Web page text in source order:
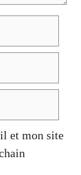
et mon site